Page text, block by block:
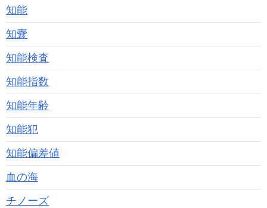
知能
知嚢
知能検査
知能指数
知能年齢
知能犯
知能偏差値
血の海
チノーズ